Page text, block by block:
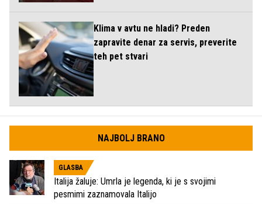
Klima v avtu ne hladi? Preden
zapravite denar za servis, preverite
teh pet stvari
NAJBOLJ BRANO
GLASBA
Italija žaluje: Umrla je legenda, ki je s svojimi
pesmimi zaznamovala Italijo